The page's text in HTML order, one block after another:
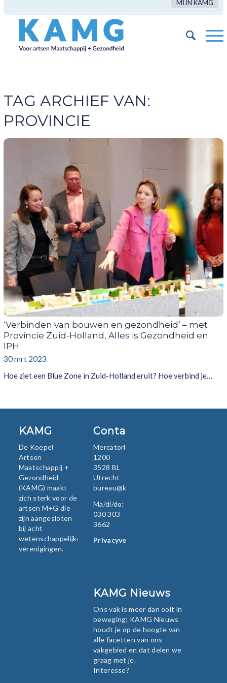
MIJN KAMG
TAG ARCHIEF VAN:
PROVINCIE
‘Verbinden van bouwen en gezondheid’ – met
Provincie Zuid-Holland, Alles is Gezondheid en
IPH
30 mrt 2023
Hoe ziet een Blue Zone in Zuid-Holland eruit? Hoe verbind je…
KAMG
De Koepel
Artsen
Maatschappij +
Gezondheid
(KAMG) maakt
zich sterk voor de
artsen M+G die
zijn aangesloten
bij acht
wetenschappelijke
verenigingen.
Contact
Mercatorlaan
1200
3528 BL
Utrecht
bureau@kamg.nl
Ma/di/do:
030 303
3662
Privacyverklaring
KAMG Nieuws
Ons vak is meer dan ooit in
beweging: KAMG Nieuws
houdt je op de hoogte van
alle facetten van ons
vakgebied en dat delen we
graag met je.
Interesse?